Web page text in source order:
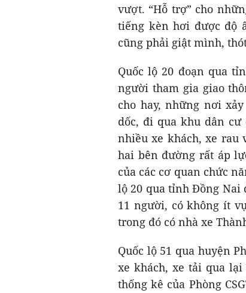
vượt. “Hỗ trợ” cho
tiếng kèn hơi được độ
cũng phải giật mình,
Quốc lộ 20 đoạn qua
người tham gia giao
cho hay, những nơi
dốc, đi qua khu dân
nhiều xe khách, xe rau
hai bên đường rất áp
của các cơ quan chức
lộ 20 qua tỉnh Đồng Nai
11 người, có không ít
trong đó có nhà xe
Quốc lộ 51 qua huyện
xe khách, xe tải qua
thống kê của Phòng